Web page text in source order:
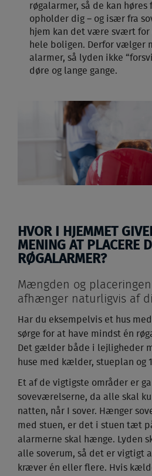
røgalarmer, så de kan høres
opholder dig – og især fra
hjem kan det være svært
hele boligen. Derfor vælger
alarmer, så lyden ikke
døre og lange gange.
HVOR I HJEMMET
MENING AT PLACERE
RØGALARMER?
Mængden og
afhænger naturligvis af
Har du eksempelvis et hus
sørge for at have mindst én
Det gælder både i lejligheder
huse med kælder, stueplan og
Et af de vigtigste områder er
soveværelserne, da alle skal
natten, når I sover. Hænger
med stuen, er det i stuen tæt
alarmerne skal hænge. Lyden
alle soverum, så det er vigtigt
kræver én eller flere. Hvis